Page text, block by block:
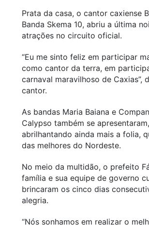
Prata da casa, o cantor caxiense
Banda Skema 10, abriu a última
atrações no circuito oficial.
“Eu me sinto feliz em participar
como cantor da terra, em
carnaval maravilhoso de Caxias”,
cantor.
As bandas Maria Baiana e
Calypso também se apresentaram,
abrilhantando ainda mais a folia,
das melhores do Nordeste.
No meio da multidão, o prefeito
família e sua equipe de governo
brincaram os cinco dias
alegria.
“Nós sonhamos em realizar o